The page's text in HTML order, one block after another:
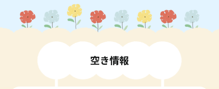
空き情報